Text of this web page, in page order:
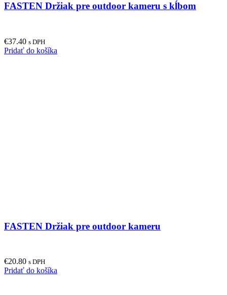
FASTEN Držiak pre outdoor kameru s kĺbom
€37.40 s DPH
Pridať do košíka
FASTEN Držiak pre outdoor kameru
€20.80 s DPH
Pridať do košíka